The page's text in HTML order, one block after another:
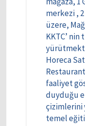
merkezi ,
üzere,
KKTC’
Horeca
faaliyet
duyduğu
çizimlerini
temel